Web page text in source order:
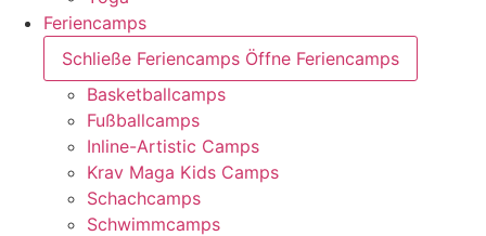
Feriencamps
Schließe Feriencamps Öffne Feriencamps
Basketballcamps
Fußballcamps
Inline-Artistic Camps
Krav Maga Kids Camps
Schachcamps
Schwimmcamps